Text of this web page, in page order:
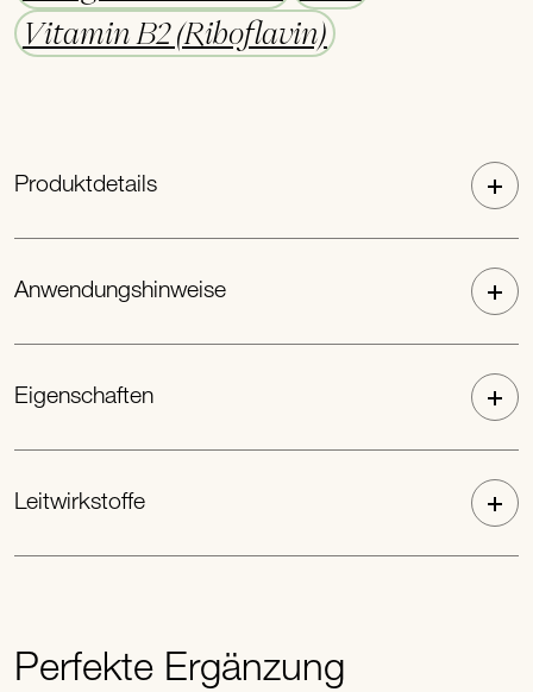
Vitamin B2 (Riboflavin)
Produktdetails
Anwendungshinweise
Eigenschaften
Leitwirkstoffe
Perfekte Ergänzung